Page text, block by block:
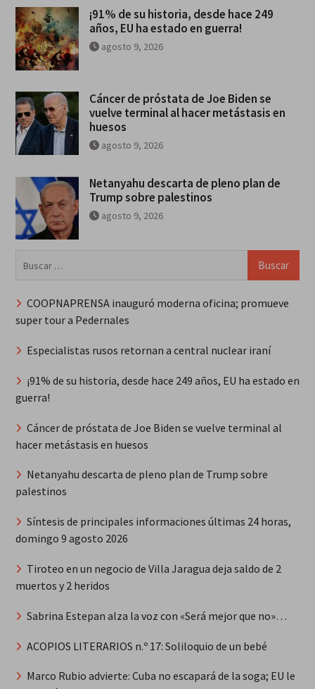
¡91% de su historia, desde hace 249
años, EU ha estado en guerra!
agosto 9, 2026
Cáncer de próstata de Joe Biden se
vuelve terminal al hacer metástasis en
huesos
agosto 9, 2026
Netanyahu descarta de pleno plan de
Trump sobre palestinos
agosto 9, 2026
COOPNAPRENSA inauguró moderna oficina; promueve
super tour a Pedernales
Especialistas rusos retornan a central nuclear iraní
¡91% de su historia, desde hace 249 años, EU ha estado en
guerra!
Cáncer de próstata de Joe Biden se vuelve terminal al
hacer metástasis en huesos
Netanyahu descarta de pleno plan de Trump sobre
palestinos
Síntesis de principales informaciones últimas 24 horas,
domingo 9 agosto 2026
Tiroteo en un negocio de Villa Jaragua deja saldo de 2
muertos y 2 heridos
Sabrina Estepan alza la voz con «Será mejor que no»…
ACOPIOS LITERARIOS n.º 17: Soliloquio de un bebé
Marco Rubio advierte: Cuba no escapará de la soga; EU le